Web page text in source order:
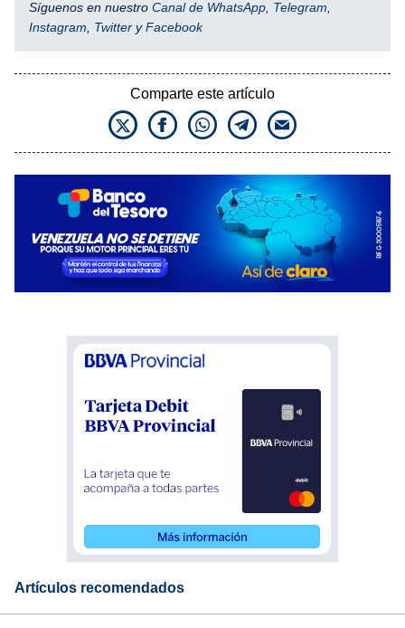
Síguenos en nuestro Canal de WhatsApp Telegram
Instagram
Twitter yFacebook
Comparte este artículo
Artículos recomendados